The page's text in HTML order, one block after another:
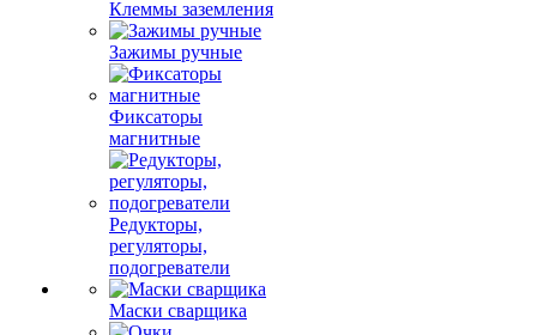
Клеммы заземления
Зажимы ручные
Фиксаторы
магнитные
Редукторы,
регуляторы,
подогреватели
Маски сварщика